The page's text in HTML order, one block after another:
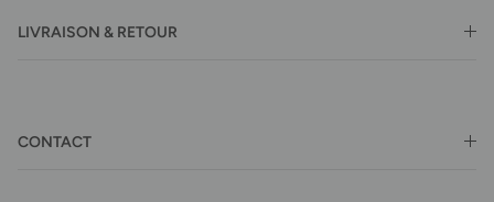
LIVRAISON & RETOUR
CONTACT